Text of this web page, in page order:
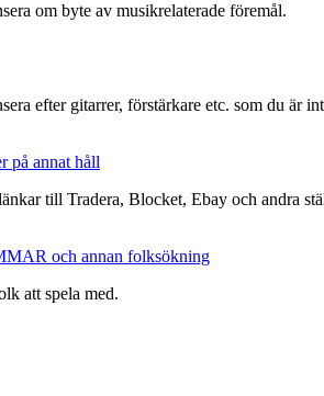
om byte av musikrelaterade föremål.
efter gitarrer, förstärkare etc. som du är
på annat håll
till Tradera, Blocket, Ebay och andra
och annan folksökning
att spela med.